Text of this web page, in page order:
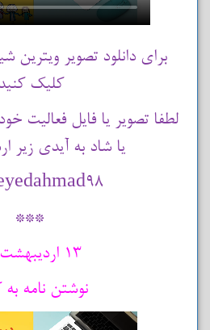
برای دانلود تصویر ویترین
کلیک
لطفا تصویر یا فایل فعالیت
یا شاد به آیدی زیر
***
13 اردیبهشت ماه
نوشتن نامه به